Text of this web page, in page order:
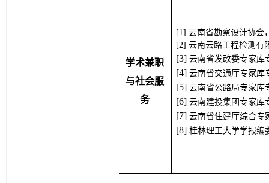
学术兼职
与社会服
务
云南省勘察设计协会
云南云路工程检测有
[3] 云南省发改委专家库
[4] 云南省交通厅专家库
[5] 云南省公路局专家库
[6] 云南建投集团专家库
[7] 云南省住建厅综合专
[8] 桂林理工大学学报编